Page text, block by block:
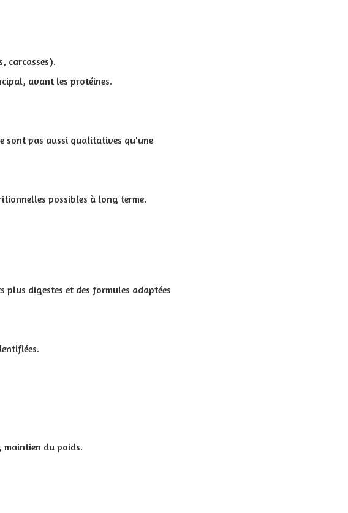
carcasses).
avant les protéines.
sont pas aussi qualitatives qu'une
possibles à long terme.
plus digestes et des formules adaptées
du poids.